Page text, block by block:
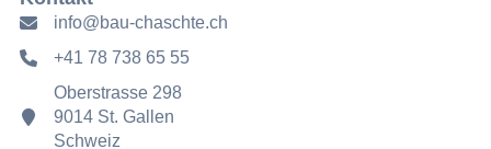
info@bau-chaschte.ch
+41 78 738 65 55
Oberstrasse 298
9014 St. Gallen
Schweiz